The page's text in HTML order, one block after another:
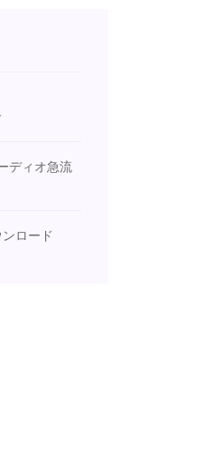
ディオ急流
ロード